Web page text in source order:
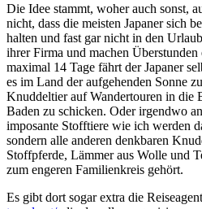
Die Idee stammt, woher auch sonst,
nicht, dass die meisten Japaner sich
halten und fast gar nicht in den
ihrer Firma und machen
maximal 14 Tage fährt der Japaner
es im Land der aufgehenden Sonne
Knuddeltier auf Wandertouren in die
Baden zu schicken. Oder irgendwo
imposante Stofftiere wie ich werden
sondern alle anderen denkbaren
Stoffpferde, Lämmer aus Wolle und
zum engeren Familienkreis gehört.
Es gibt dort sogar extra die